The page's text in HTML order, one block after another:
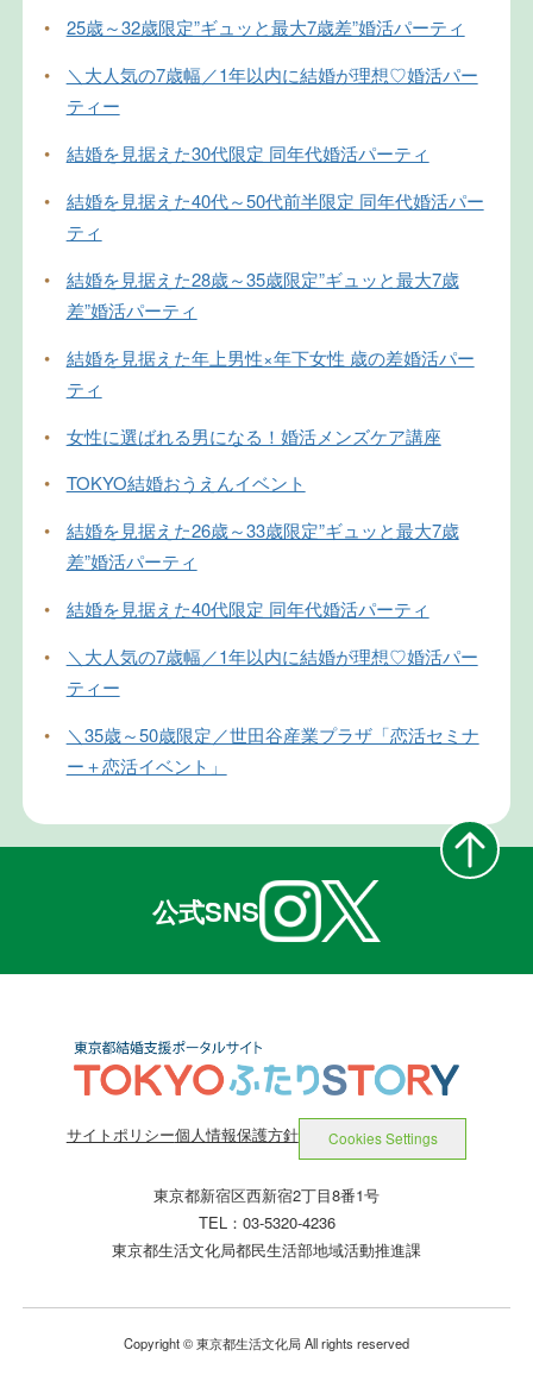
•
25歳～32歳限定”ギュッと最大7歳差”婚活パーティ
•
＼大人気の7歳幅／1年以内に結婚が理想♡婚活パー
ティー
•
結婚を見据えた30代限定 同年代婚活パーティ
•
結婚を見据えた40代～50代前半限定 同年代婚活パー
ティ
•
結婚を見据えた28歳～35歳限定”ギュッと最大7歳
差”婚活パーティ
•
結婚を見据えた年上男性×年下女性 歳の差婚活パー
ティ
•
女性に選ばれる男になる！婚活メンズケア講座
•
TOKYO結婚おうえんイベント
•
結婚を見据えた26歳～33歳限定”ギュッと最大7歳
差”婚活パーティ
•
結婚を見据えた40代限定 同年代婚活パーティ
•
＼大人気の7歳幅／1年以内に結婚が理想♡婚活パー
ティー
•
＼35歳～50歳限定／世田谷産業プラザ「恋活セミナ
ー＋恋活イベント」
公式SNS
サイトポリシー個人情報保護方針 Cookies Settings
東京都新宿区西新宿2丁目8番1号
TEL：03-5320-4236
東京都生活文化局都民生活部地域活動推進課
Copyright © 東京都生活文化局 All rights reserved